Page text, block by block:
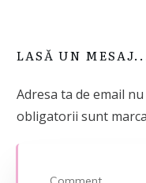
LASĂ UN
Adresa ta de email
obligatorii sunt